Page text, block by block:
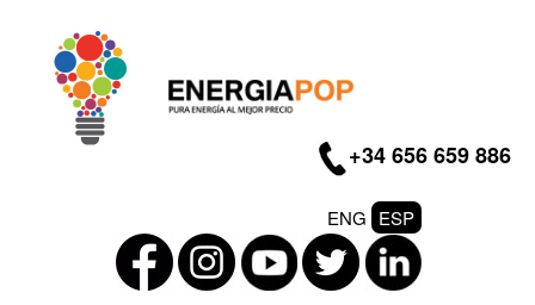
+34 656 659 886
ESP
ENG